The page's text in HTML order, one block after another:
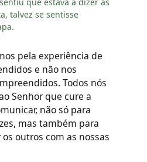
talvez se sentisse
pela experiência de
e não nos
Todos nós
Senhor que cure a
não só para
mas também para
outros com as nossas